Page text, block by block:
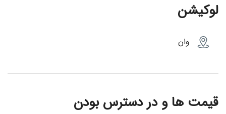
لوکیشن
وان
قیمت ها و در دسترس بودن